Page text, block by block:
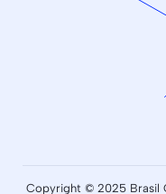
Copyright © 2025 Brasil